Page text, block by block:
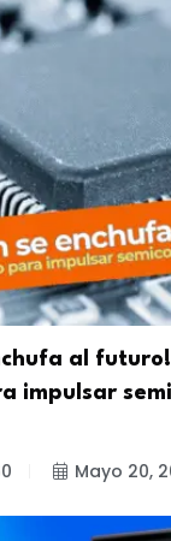
al
impulsar
Mayo 20,